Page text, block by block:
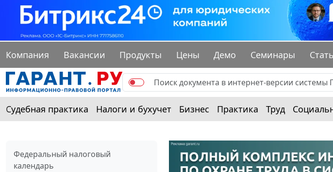
Компания Вакансии Продукты Цены Демо Семинары
Судебная практика Налоги и бухучет Бизнес Практика Труд
Федеральный налоговый
календарь